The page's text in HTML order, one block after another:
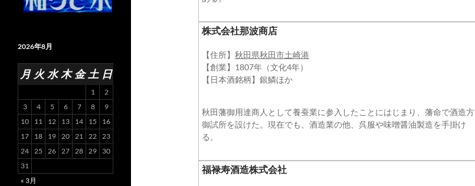
株式会社那波商店
【住所】 秋田県秋田市土崎港
【創業】1807年（文化4年）
【日本酒銘柄】銀鱗ほか
秋田藩御用達商人として養蚕業に参入したことにはじまり、藩命で酒造方
御試所を設けた。現在でも、酒造業の他、呉服や味噌醤油製造を手掛け
る。
福禄寿酒造株式会社
2026年8月
月 火 水 木 金 土 日
1
2
3
4 5 6 7 8
9
10
11 12 13 14 15
16
17
18 19 20 21 22 23
24 25 26 27 28 29
30
31
« 3月